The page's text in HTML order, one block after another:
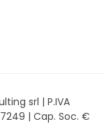
srl | P.IVA
| Cap. Soc. €